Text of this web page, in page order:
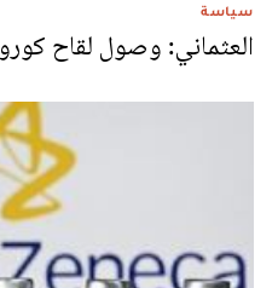
سياسة
العثماني: وصول لقاح